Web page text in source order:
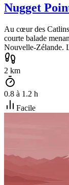
Nugget
Au cœur des
courte balade
Nouvelle-Zélande.
2 km
0.8 à 1.2 h
Facile